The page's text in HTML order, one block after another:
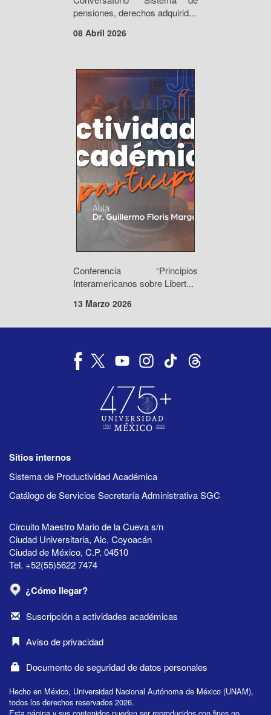
pensiones, derechos adquirid...
08 Abril 2026
Conferencia “Principios
Interamericanos sobre Libert...
13 Marzo 2026
Sitios internos
Sistema de Productividad Académica
Catálogo de Servicios Secretaría Administrativa SGC
Circuito Maestro Mario de la Cueva s/n
Ciudad Universitaria, Alc. Coyoacán
Ciudad de México, C.P. 04510
Tel. +52(55)5622 7474
¿Cómo llegar?
Suscripción a actividades académicas
Aviso de privacidad
Documento de seguridad de datos personales
Hecho en México, Universidad Nacional Autónoma de México (UNAM),
todos los derechos reservados 2026.
Esta página y sus contenidos pueden ser reproducidos con fines no